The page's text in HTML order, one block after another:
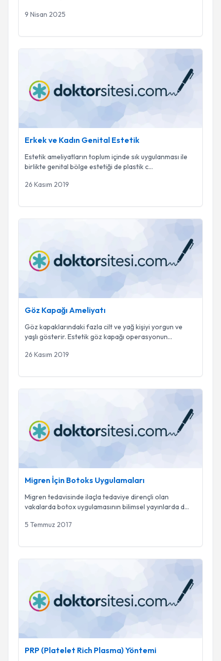
9 Nisan 2025
Erkek ve Kadın Genital Estetik
Estetik ameliyatların toplum içinde sık uygulanması ile
birlikte genital bölge estetiği de plastik c...
26 Kasım 2019
Göz Kapağı Ameliyatı
Göz kapaklarındaki fazla cilt ve yağ kişiyi yorgun ve
yaşlı gösterir. Estetik göz kapağı operasyonun...
26 Kasım 2019
Migren İçin Botoks Uygulamaları
Migren tedavisinde ilaçla tedaviye dirençli olan
vakalarda botox uygulamasının bilimsel yayınlarda d...
5 Temmuz 2017
PRP (Platelet Rich Plasma) Yöntemi